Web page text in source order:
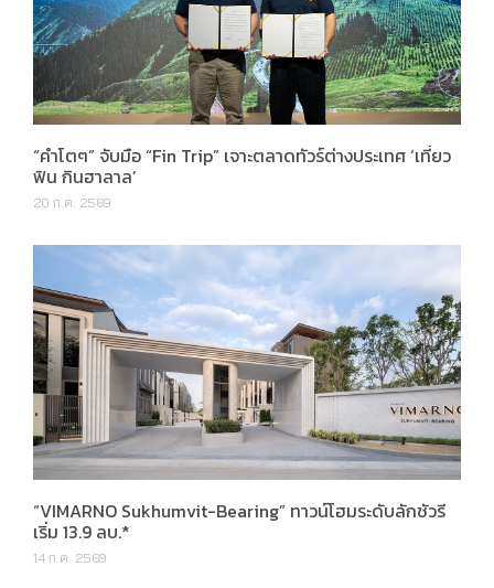
“คำโตๆ” จับมือ “Fin Trip” เจาะตลาดทัวร์ต่างประเทศ ‘เที่ยว
ฟิน กินฮาลาล’
20 ก.ค. 2569
“VIMARNO Sukhumvit-Bearing” ทาวน์โฮมระดับลักชัวรี
เริ่ม 13.9 ลบ.*
14 ก.ค. 2569